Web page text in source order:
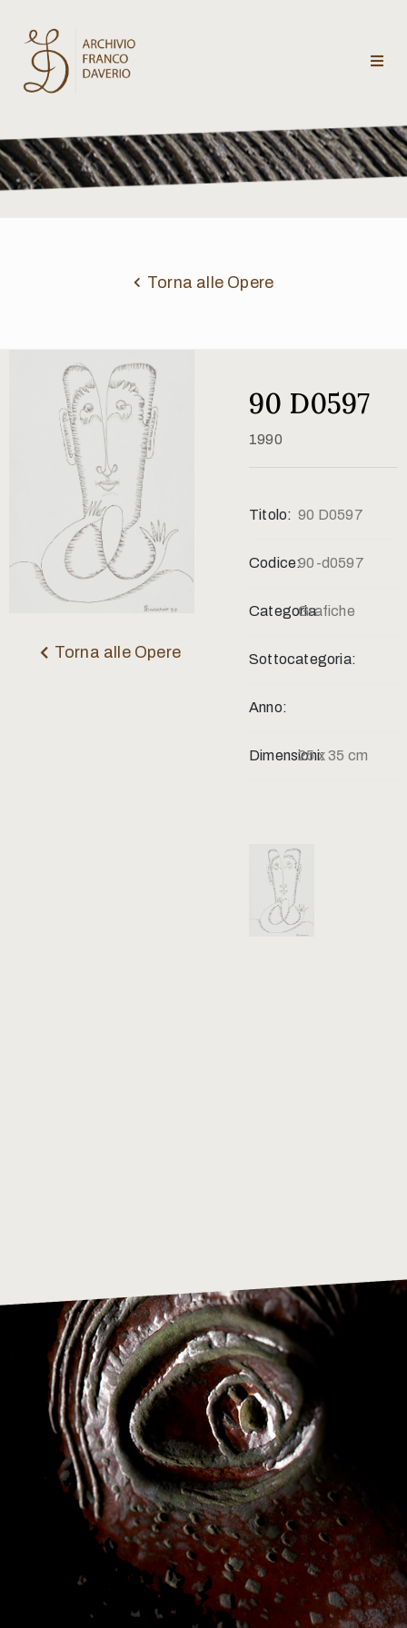
Archivio
Franco
Daverio
critici
Contatti
Torna alle Opere
Torna alle Opere
90 D0597
1990
Titolo: 90 D0597
Codice:90-d0597
Categoria:Grafiche
Sottocategoria:
Anno:
Dimensioni:25 x 35 cm